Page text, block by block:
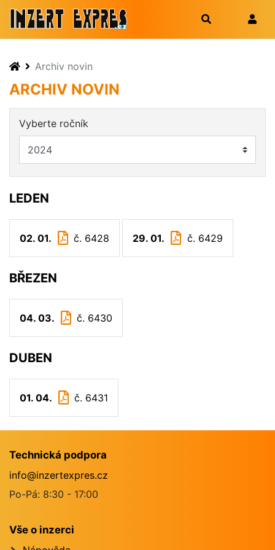
Archiv novin
ARCHIV NOVIN
Vyberte ročník
LEDEN
02. 01. č. 6428 29. 01. č. 6429
BŘEZEN
04. 03. č. 6430
DUBEN
01. 04. č. 6431
Technická podpora
info@inzertexpres.cz
Po-Pá: 8:30 - 17:00
Vše o inzerci